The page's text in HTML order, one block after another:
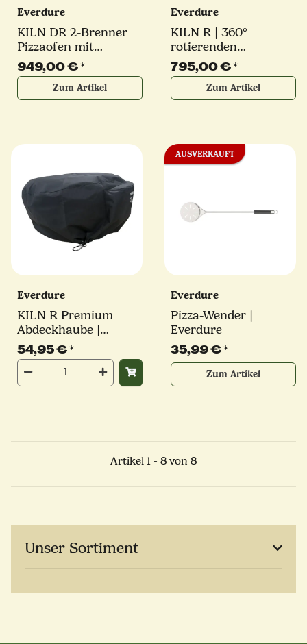
Everdure
KILN DR 2-Brenner
Pizzaofen mit
Digitaldisplay und
rotierender Pizzastein
| verschiedene Farben
949,00 €*
Zum Artikel
Everdure
KILN R | 360°
rotierenden
Pizzastein | 2-Brenner
Pizzaofen | 9,2 kW |
verschiedene Farben
795,00 €*
Zum Artikel
Everdure
KILN R Premium
Abdeckhaube |
Everdure
54,95 €*
AUSVERKAUFT
Everdure
Pizza-Wender |
Everdure
35,99 €*
Zum Artikel
Artikel 1 - 8 von 8
Unser Sortiment